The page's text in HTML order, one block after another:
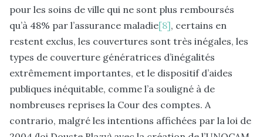
pour les soins de ville qui ne sont plus remboursés
qu’à 48% par l’assurance maladie[8], certains en
restent exclus, les couvertures sont très inégales, les
types de couverture génératrices d’inégalités
extrêmement importantes, et le dispositif d’aides
publiques inéquitable, comme l’a souligné à de
nombreuses reprises la Cour des comptes. A
contrario, malgré les intentions affichées par la loi de